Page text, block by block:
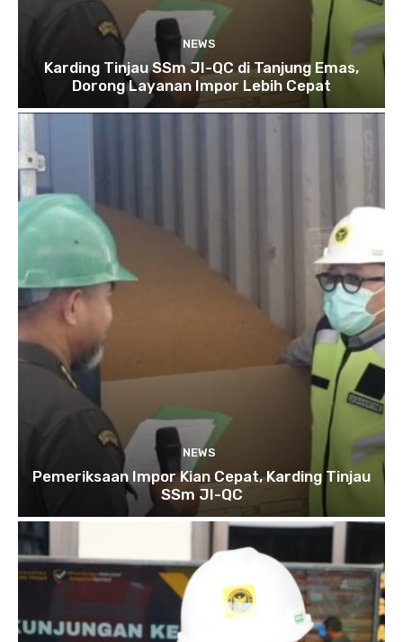
NEWS
Karding Tinjau SSm JI-QC di Tanjung Emas,
Dorong Layanan Impor Lebih Cepat
NEWS
Pemeriksaan Impor Kian Cepat, Karding Tinjau
SSm JI-QC